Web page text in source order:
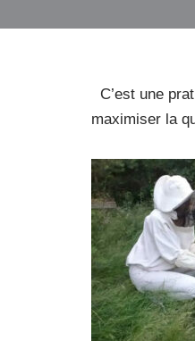
C’est une
maximiser la